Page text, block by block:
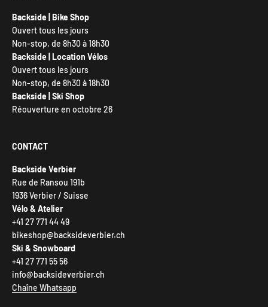
Backside | Bike Shop
Ouvert tous les jours
Non-stop, de 8h30 à 18h30
Backside | Location Vélos
Ouvert tous les jours
Non-stop, de 8h30 à 18h30
Backside | Ski Shop
Réouverture en octobre 26
CONTACT
Backside Verbier
Rue de Ransou 191b
1936 Verbier / Suisse
Vélo & Atelier
+41 27 771 44 49
bikeshop@backsideverbier.ch
Ski & Snowboard
+41 27 771 55 56
info@backsideverbier.ch
Chaîne Whatsapp